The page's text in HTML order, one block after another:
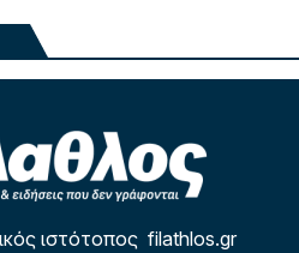
ιστότοπος filathlos.gr